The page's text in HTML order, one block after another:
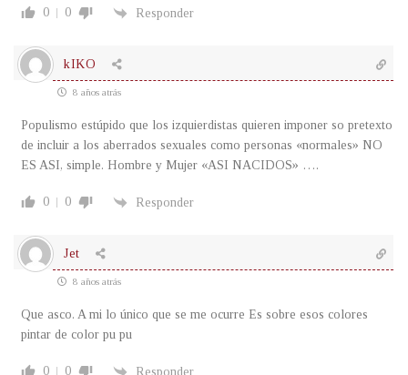
0 0 Responder
kIKO
8 años atrás
Populismo estúpido que los izquierdistas quieren imponer so pretexto
de incluir a los aberrados sexuales como personas «normales» NO
ES ASI, simple. Hombre y Mujer «ASI NACIDOS» ….
0 0 Responder
Jet
8 años atrás
Que asco. A mi lo único que se me ocurre Es sobre esos colores
pintar de color pu pu
0 0 Responder